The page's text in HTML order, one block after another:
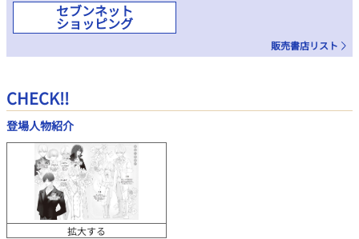
セブンネット
ショッピング
販売書店リスト
CHECK!!
登場人物紹介
拡大する